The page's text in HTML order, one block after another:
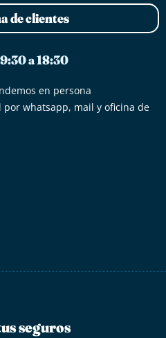
de clientes
a 18:30
en persona
whatsapp, mail y oficina de
seguros